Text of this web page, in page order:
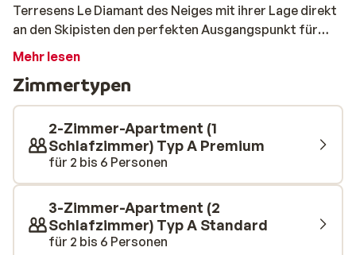
Terresens Le Diamant des Neiges mit ihrer Lage direkt
an den Skipisten den perfekten Ausgangspunkt für
Ihren Winterurlaub. Von Ihrer Wohnung aus können Sie
Wintersportvergnügen im atemberaubenden
Paradiski-Gebiet beginnen. Die Wohnungen in dieser
Residenz sind fein und gemütlich eingerichtet, so dass
Sie sich sofort wie zu Hause fühlen. Jede Wohnung
verfügt über eine gut ausgestattete Küche, in der Sie
nach einem Tag auf der Piste Ihre Lieblingsgerichte
zubereiten können. Außerdem verfügt jede Wohnung
über einen eigenen Balkon, von dem aus Sie die schöne
Aussicht auf die schneebedeckten Berge genießen
Mehr lesen
Zimmertypen
2-Zimmer-Apartment (1
Schlafzimmer) Typ A Premium
für 2 bis 6 Personen
3-Zimmer-Apartment (2
Schlafzimmer) Typ A Standard
für 2 bis 6 Personen